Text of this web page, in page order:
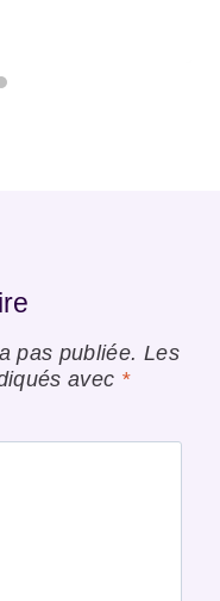
pas publiée. Les
avec *